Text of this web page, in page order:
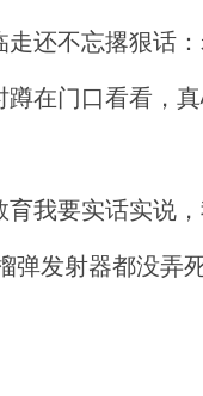
走还不忘撂狠话
在门口看看，
我要实话实说
弹发射器都没弄死